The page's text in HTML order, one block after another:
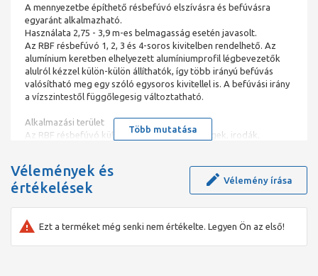
A mennyezetbe építhető résbefúvó elszívásra és befúvásra
egyaránt alkalmazható.
Használata 2,75 - 3,9 m-es belmagasság esetén javasolt.
Az RBF résbefúvó 1, 2, 3 és 4-soros kivitelben rendelhető. Az
alumínium keretben elhelyezett alumíniumprofil légbevezetők
alulról kézzel külön-külön állíthatók, így több irányú befúvás
valósítható meg egy szóló egysoros kivitellel is. A befúvási irány
a vízszintestől függőlegesig változtatható.
Alkalmazási terület
Az RBF résbefúvó különböző komfort helységek, irodák,
zajszinten juttatja be a levegőt.
Több mutatása
Vélemények és
értékelések
Vélemény írása
Ezt a terméket még senki nem értékelte. Legyen Ön az első!